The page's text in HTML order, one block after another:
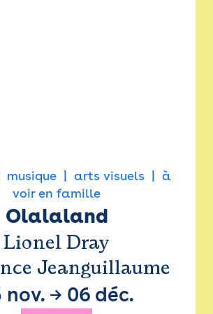
musique arts visuels
à
voir en famille
Olalaland
Lionel Dray
Jeanguillaume
nov. → 06 déc.